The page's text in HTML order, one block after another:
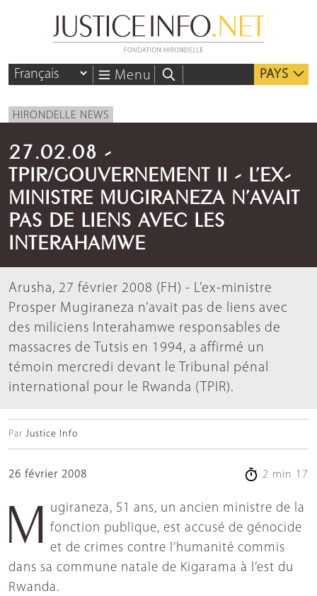
Menu PAYS
HIRONDELLE NEWS
27.02.08 -
TPIR/GOUVERNEMENT II - L’EX-
MINISTRE MUGIRANEZA N’AVAIT
PAS DE LIENS AVEC LES
INTERAHAMWE
Arusha, 27 février 2008 (FH) - L’ex-ministre
Prosper Mugiraneza n’avait pas de liens avec
des miliciens Interahamwe responsables de
massacres de Tutsis en 1994, a affirmé un
témoin mercredi devant le Tribunal pénal
international pour le Rwanda (TPIR).
Par Justice Info
26 février 2008 2 min 17
Mugiraneza, 51 ans, un ancien ministre de la
fonction publique, est accusé de génocide
et de crimes contre l’humanité commis
dans sa commune natale de Kigarama à l’est du
Rwanda.